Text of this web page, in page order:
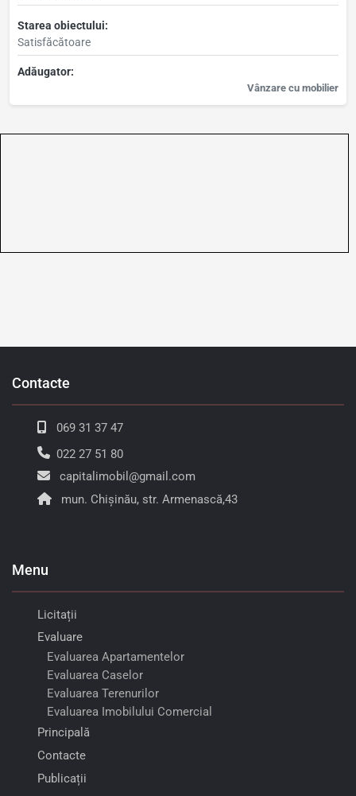
Starea obiectului:
Satisfăcătoare
Adăugator:
Vânzare cu mobilier
Contacte
069 31 37 47
022 27 51 80
capitalimobil@gmail.com
mun. Chișinău, str. Armenască,43
Menu
Licitații
Evaluare
Evaluarea Apartamentelor
Evaluarea Caselor
Evaluarea Terenurilor
Evaluarea Imobilului Comercial
Principală
Contacte
Publicații